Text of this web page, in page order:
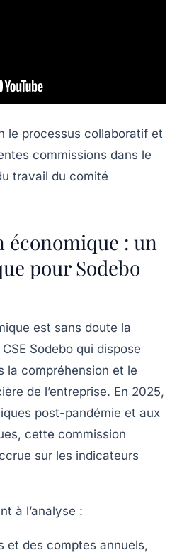
le processus collaboratif et
commissions dans le
travail du comité
économique : un
pour Sodebo
est sans doute la
Sodebo qui dispose
la compréhension et le
de l’entreprise. En 2025,
post-pandémie et aux
cette commission
sur les indicateurs
à l’analyse :
et des comptes annuels,